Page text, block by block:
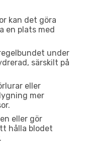
kan det göra
en plats med
under
särskilt på
eller
mer
eller gör
hålla blodet